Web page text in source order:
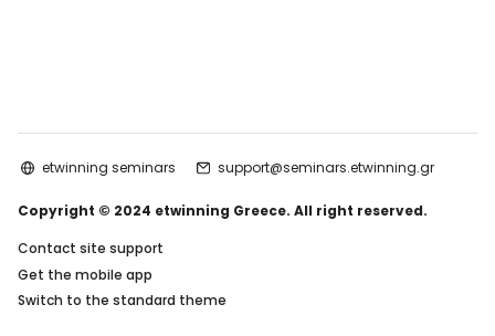
etwinning seminars support@seminars.etwinning.gr
Copyright © 2024 etwinning Greece. All right reserved.
Contact site support
Get the mobile app
Switch to the standard theme